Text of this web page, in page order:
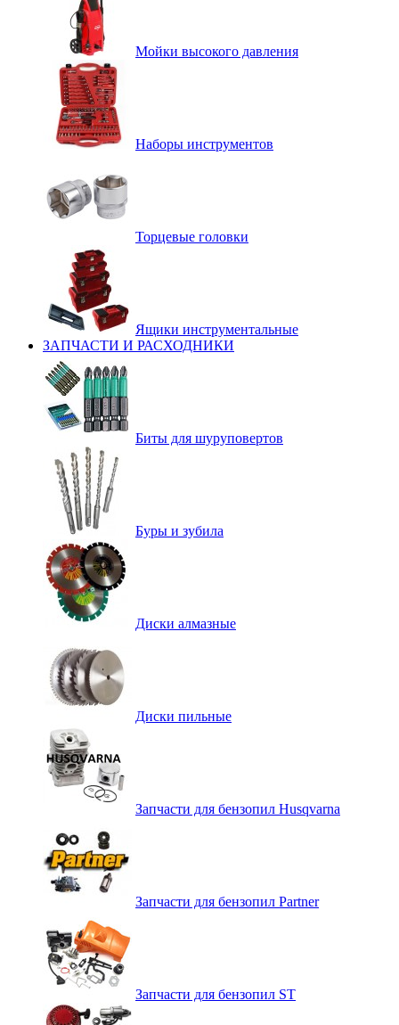
Мойки высокого давления
Наборы инструментов
Торцевые головки
Ящики инструментальные
ЗАПЧАСТИ И РАСХОДНИКИ
Биты для шуруповертов
Буры и зубила
Диски алмазные
Диски пильные
Запчасти для бензопил Husqvarna
Запчасти для бензопил Partner
Запчасти для бензопил ST